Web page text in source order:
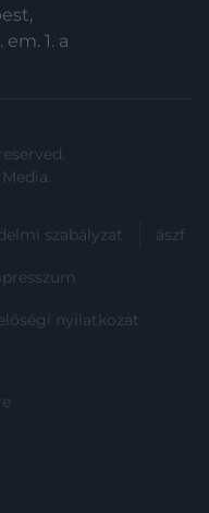
1. a
Media
szabályzat ászf
nyilatkozat